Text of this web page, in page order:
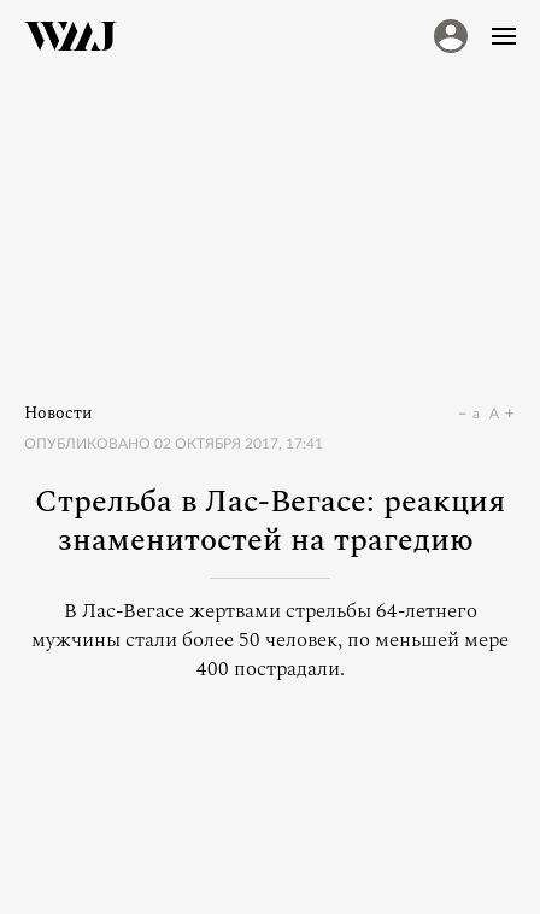
Новости
ОПУБЛИКОВАНО 02 ОКТЯБРЯ 2017, 17:41
a A
Стрельба в Лас-Вегасе: реакция
знаменитостей на трагедию
В Лас-Вегасе жертвами стрельбы 64-летнего
мужчины стали более 50 человек, по меньшей мере
400 пострадали.